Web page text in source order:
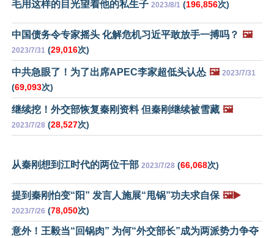
毛用这样的目光望着他的私生子 2023/8/1 (196,856次)
中国债务令专家摇头 化解危机习近平敢放手一搏吗？ 🖼️
2023/7/31 (29,016次)
中共急眼了！为了出席APEC李家超低头认怂 🖼️ 2023/7/31
(69,093次)
继续挖！外交部恢复秦刚资料 但秦刚继续被雪藏 🖼️
2023/7/28 (28,527次)
从秦刚想到江时代的两位干部 2023/7/28 (66,068次)
提到秦刚怕变“阳” 发言人施展“甩锅”功夫求自保 🖼️▶️
2023/7/26 (78,050次)
意外！王毅当“回锅肉” 为何“外交部长”成为两派势力争夺